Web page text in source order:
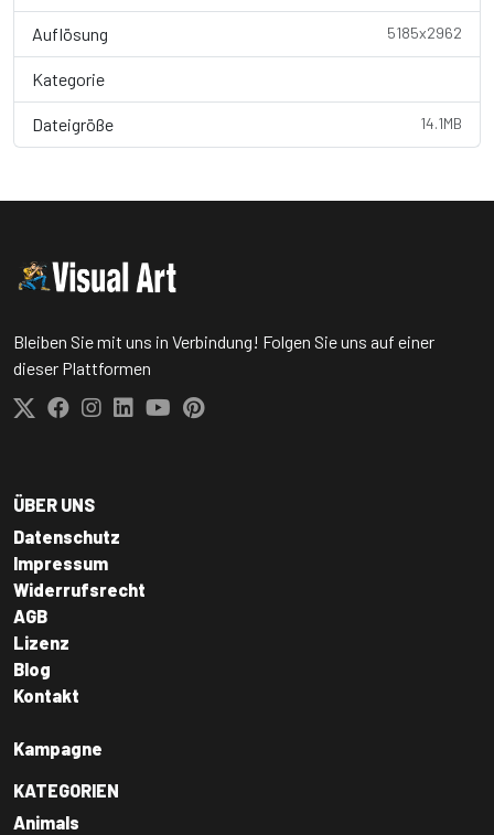
Auflösung 5185x2962
Kategorie
Dateigröße 14.1MB
Bleiben Sie mit uns in Verbindung! Folgen Sie uns auf einer
dieser Plattformen
ÜBER UNS
Datenschutz
Impressum
Widerrufsrecht
AGB
Lizenz
Blog
Kontakt
Kampagne
KATEGORIEN
Animals